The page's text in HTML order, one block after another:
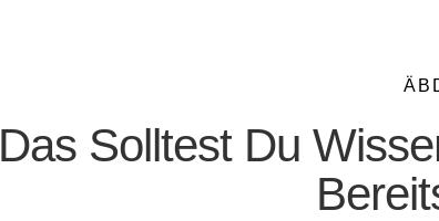
Das Solltest Du